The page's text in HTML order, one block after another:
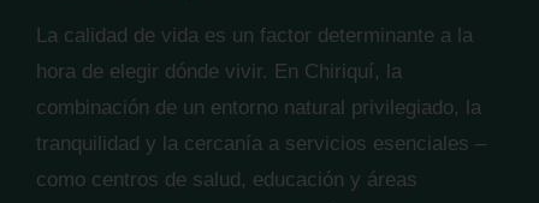
La calidad de vida es un factor determinante a la
hora de elegir dónde vivir. En Chiriquí, la
combinación de un entorno natural privilegiado, la
tranquilidad y la cercanía a servicios esenciales –
como centros de salud, educación y áreas